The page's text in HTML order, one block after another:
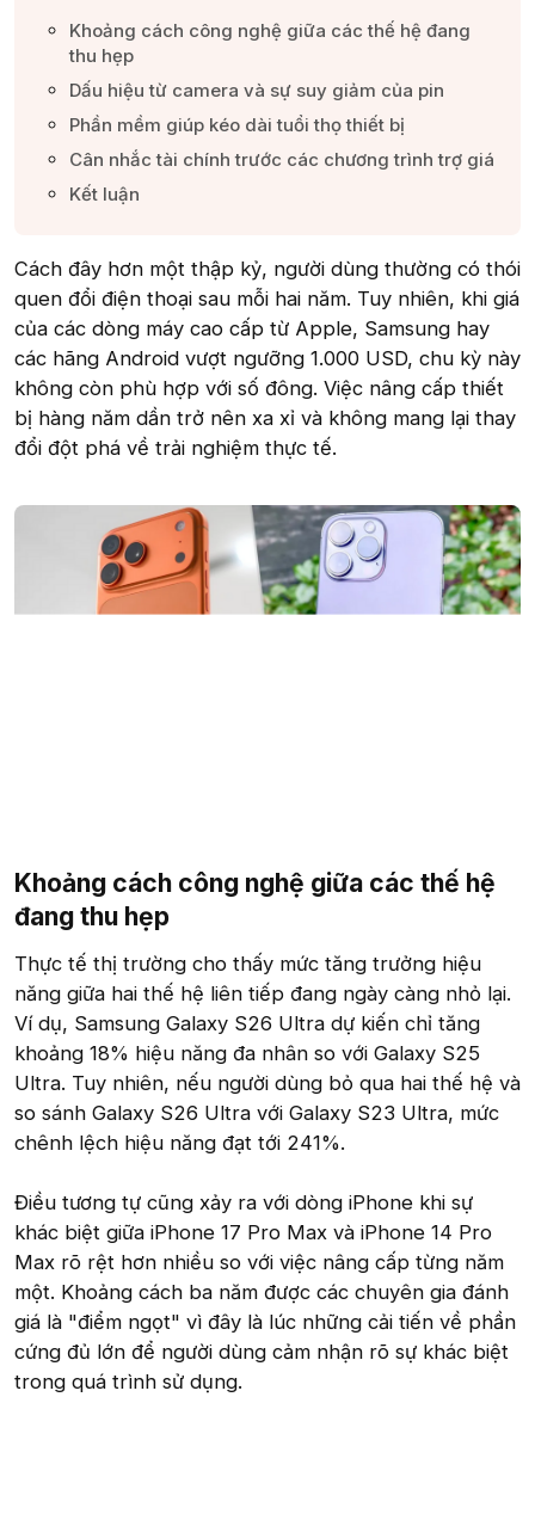
Khoảng cách công nghệ giữa các thế hệ đang
thu hẹp​
Dấu hiệu từ camera và sự suy giảm của pin​
Phần mềm giúp kéo dài tuổi thọ thiết bị​
Cân nhắc tài chính trước các chương trình trợ giá​
Kết luận​
Cách đây hơn một thập kỷ, người dùng thường có thói
quen đổi điện thoại sau mỗi hai năm. Tuy nhiên, khi giá
của các dòng máy cao cấp từ Apple, Samsung hay
các hãng Android vượt ngưỡng 1.000 USD, chu kỳ này
không còn phù hợp với số đông. Việc nâng cấp thiết
bị hàng năm dần trở nên xa xỉ và không mang lại thay
đổi đột phá về trải nghiệm thực tế.
Khoảng cách công nghệ giữa các thế hệ
đang thu hẹp​
Thực tế thị trường cho thấy mức tăng trưởng hiệu
năng giữa hai thế hệ liên tiếp đang ngày càng nhỏ lại.
Ví dụ, Samsung Galaxy S26 Ultra dự kiến chỉ tăng
khoảng 18% hiệu năng đa nhân so với Galaxy S25
Ultra. Tuy nhiên, nếu người dùng bỏ qua hai thế hệ và
so sánh Galaxy S26 Ultra với Galaxy S23 Ultra, mức
chênh lệch hiệu năng đạt tới 241%.
Điều tương tự cũng xảy ra với dòng iPhone khi sự
khác biệt giữa iPhone 17 Pro Max và iPhone 14 Pro
Max rõ rệt hơn nhiều so với việc nâng cấp từng năm
một. Khoảng cách ba năm được các chuyên gia đánh
giá là "điểm ngọt" vì đây là lúc những cải tiến về phần
cứng đủ lớn để người dùng cảm nhận rõ sự khác biệt
trong quá trình sử dụng.